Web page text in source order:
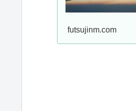
futsujinm.com